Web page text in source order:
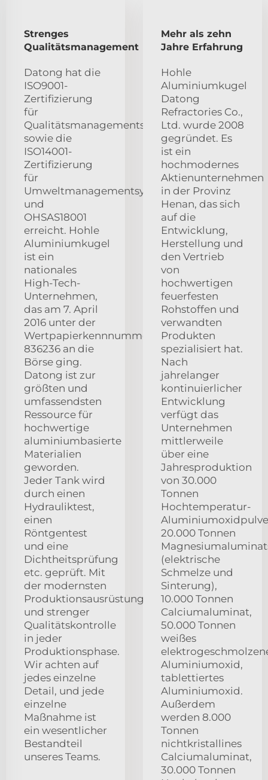
Strenges
Qualitätsmanagement
Datong hat die
ISO9001-
Zertifizierung
für
Qualitätsmanagementsysteme
sowie die
ISO14001-
Zertifizierung
für
Umweltmanagementsysteme
und
OHSAS18001
erreicht. Hohle
Aluminiumkugel
ist ein
nationales
High-Tech-
Unternehmen,
das am 7. April
2016 unter der
Wertpapierkennnummer:
836236 an die
Börse ging.
Datong ist zur
größten und
umfassendsten
Ressource für
hochwertige
aluminiumbasierte
Materialien
geworden.
Jeder Tank wird
durch einen
Hydrauliktest,
einen
Röntgentest
und eine
Dichtheitsprüfung
etc. geprüft. Mit
der modernsten
Produktionsausrüstung
und strenger
Qualitätskontrolle
in jeder
Produktionsphase.
Wir achten auf
jedes einzelne
Detail, und jede
einzelne
Maßnahme ist
ein wesentlicher
Bestandteil
unseres Teams.
Mehr als zehn
Jahre Erfahrung
Hohle
Aluminiumkugel
Datong
Refractories Co.,
Ltd. wurde 2008
gegründet. Es
ist ein
hochmodernes
Aktienunternehmen
in der Provinz
Henan, das sich
auf die
Entwicklung,
Herstellung und
den Vertrieb
von
hochwertigen
feuerfesten
Rohstoffen und
verwandten
Produkten
spezialisiert hat.
Nach
jahrelanger
kontinuierlicher
Entwicklung
verfügt das
Unternehmen
mittlerweile
über eine
Jahresproduktion
von 30.000
Tonnen
Hochtemperatur-
20.000 Tonnen
(elektrische
Schmelze und
Sinterung),
10.000 Tonnen
Calciumaluminat,
50.000 Tonnen
weißes
Aluminiumoxid,
tablettiertes
Aluminiumoxid.
Außerdem
werden 8.000
Tonnen
nichtkristallines
Calciumaluminat,
30.000 Tonnen